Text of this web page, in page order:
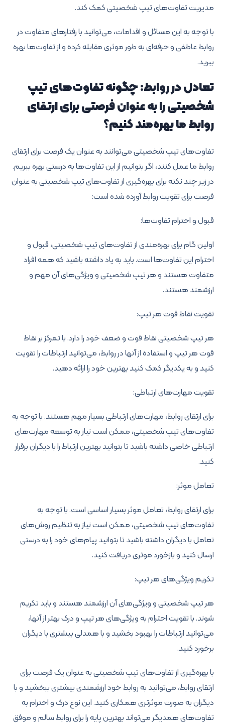
مدیریت تفاوت‌های تیپ شخصیتی کمک کند.
با توجه به این مسائل و اقدامات، می‌توانید با رفتارهای متفاوت در
روابط عاطفی و حرفه‌ای به طور موثری مقابله کرده و از تفاوت‌ها بهره
ببرید.
تعادل در روابط: چگونه تفاوت‌های تیپ
شخصیتی را به عنوان فرصتی برای ارتقای
روابط ما بهره‌مند کنیم؟
تفاوت‌های تیپ شخصیتی می‌توانند به عنوان یک فرصت برای ارتقای
روابط ما عمل کنند، اگر بتوانیم از این تفاوت‌ها به درستی بهره ببریم.
در زیر چند نکته برای بهره‌گیری از تفاوت‌های تیپ شخصیتی به عنوان
فرصت برای تقویت روابط آورده شده است:
قبول و احترام تفاوت‌ها:
اولین گام برای بهره‌مندی از تفاوت‌های تیپ شخصیتی، قبول و
احترام این تفاوت‌ها است. باید به یاد داشته باشید که همه افراد
متفاوت هستند و هر تیپ شخصیتی و ویژگی‌های آن مهم و
ارزشمند هستند.
تقویت نقاط قوت هر تیپ:
هر تیپ شخصیتی نقاط قوت و ضعف خود را دارد. با تمرکز بر نقاط
قوت هر تیپ و استفاده از آنها در روابط، می‌توانید ارتباطات را تقویت
کنید و به یکدیگر کمک کنید بهترین خود را ارائه دهید.
تقویت مهارت‌های ارتباطی:
برای ارتقای روابط، مهارت‌های ارتباطی بسیار مهم هستند. با توجه به
تفاوت‌های تیپ شخصیتی، ممکن است نیاز به توسعه مهارت‌های
ارتباطی خاصی داشته باشید تا بتوانید بهترین ارتباط را با دیگران برقرار
کنید.
تعامل موثر:
برای ارتقای روابط، تعامل موثر بسیار اساسی است. با توجه به
تفاوت‌های تیپ شخصیتی، ممکن است نیاز به تنظیم روش‌های
تعامل با دیگران داشته باشید تا بتوانید پیام‌های خود را به درستی
ارسال کنید و بازخورد موثری دریافت کنید.
تکریم ویژگی‌های هر تیپ:
هر تیپ شخصیتی و ویژگی‌های آن ارزشمند هستند و باید تکریم
شوند. با تقویت احترام به ویژگی‌های هر تیپ و درک بهتر از آنها،
می‌توانید ارتباطات را بهبود بخشید و با همدلی بیشتری با دیگران
برخورد کنید.
با بهره‌گیری از تفاوت‌های تیپ شخصیتی به عنوان یک فرصت برای
ارتقای روابط، می‌توانید به روابط خود ارزشمندی بیشتری ببخشید و با
دیگران به صورت موثر‌تری همکاری کنید. این نوع درک و احترام به
تفاوت‌های همدیگر می‌تواند بهترین پایه را برای روابط سالم و موفق